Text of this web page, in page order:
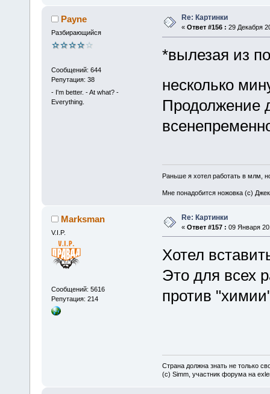
Payne
Разбирающийся
Сообщений: 644
Репутация: 38
- I'm better. - At what? -
Everything.
Re: Картинки
« Ответ #156 : 29 Декабря
*вылезая из
несколько
Продолжение
Раньше я хотел работать в млм,
Мне понадобится ножовка (с)
Marksman
V.I.P.
Сообщений: 5616
Репутация: 214
Re: Картинки
« Ответ #157 : 09 Января
Хотел
Это для всех
против
Страна должна знать не только
(c) Simm, участник форума на